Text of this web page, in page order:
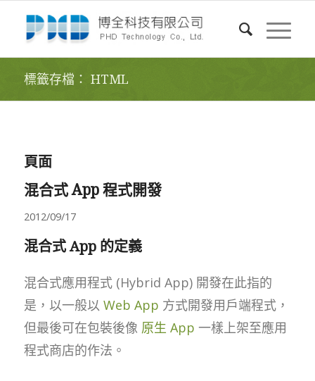
標籤存檔： HTML
頁面
混合式 App 程式開發
2012/09/17
混合式 App 的定義
混合式應用程式 (Hybrid App) 開發在此指的
是，以一般以 Web App 方式開發用戶端程式，
但最後可在包裝後像 原生 App 一樣上架至應用
程式商店的作法。